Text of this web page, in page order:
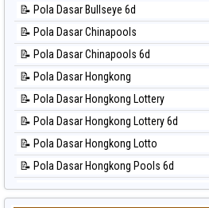
⚽ Bola Hitam Taipei
⚽ Bola Hitam Taiwan
📊 Statistik Magnum Cambodia
📊 Statistik Nagoya
📊 Statistik New York Midday
📊 Statistik North Carolina Day
📊 Statistik Pcso
📊 Statistik Pennsylvania Day
📊 Statistik Sao Paulo
📊 Statistik Singapore
📊 Statistik Sydney
📝 Pola Dasar Bullseye 6d
📝 Pola Dasar Chinapools
📝 Pola Dasar Chinapools 6d
📝 Pola Dasar Hongkong
📝 Pola Dasar Hongkong Lottery
📝 Pola Dasar Hongkong Lottery 6d
📝 Pola Dasar Hongkong Lotto
📝 Pola Dasar Hongkong Pools 6d
📝 Pola Dasar Japan